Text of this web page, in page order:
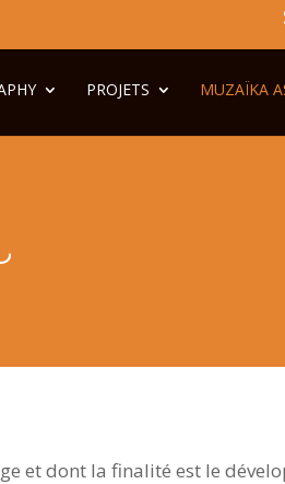
PROJETS MUZAÏKA
et dont la finalité est le